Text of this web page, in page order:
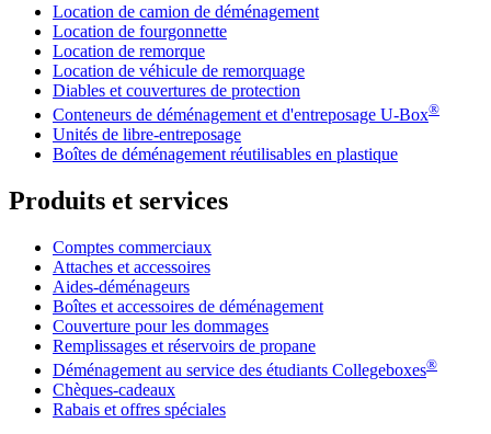
Location de camion de déménagement
Location de fourgonnette
Location de remorque
Location de véhicule de remorquage
Diables et couvertures de protection
Conteneurs de déménagement et d'entreposage U-Box®
Unités de libre-entreposage
Boîtes de déménagement réutilisables en plastique
Produits et services
Comptes commerciaux
Attaches et accessoires
Aides-déménageurs
Boîtes et accessoires de déménagement
Couverture pour les dommages
Remplissages et réservoirs de propane
Déménagement au service des étudiants Collegeboxes®
Chèques-cadeaux
Rabais et offres spéciales